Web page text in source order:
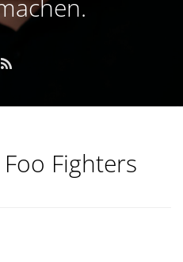
Foo Fighters